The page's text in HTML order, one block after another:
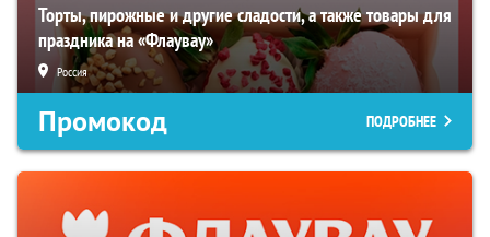
Торты, пирожные и другие сладости, а также товары для
праздника на «Флаувау»
Россия
Промокод ПОДРОБНЕЕ